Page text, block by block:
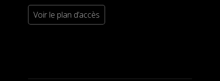
Voir le plan d’accès